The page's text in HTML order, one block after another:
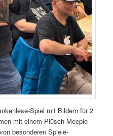
Spiel mit Bildern für 2
mit einem Plüsch-Meeple
besonderen Spiele-